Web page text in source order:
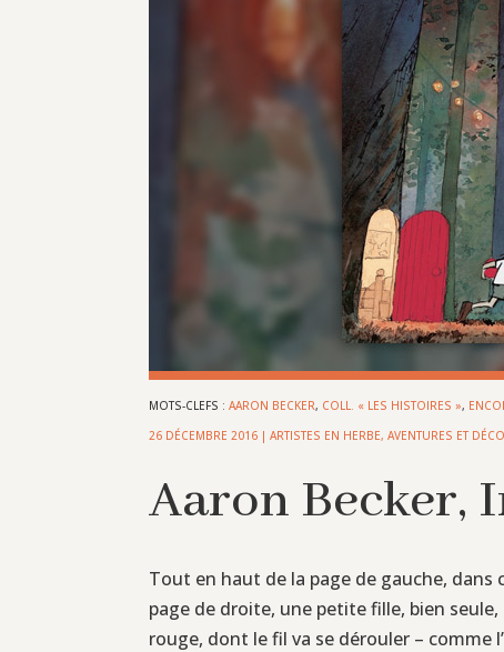
MOTS-CLEFS :AARON BECKER, COLL. « LES HISTOIRES »,
26 DÉCEMBRE 2016 |ARTISTES EN HERBE,AVENTURES ET
Aaron Becker,
Tout en haut de la page de gauche,
page de droite, une petite fille, bien
rouge, dont le fil va se dérouler – comme